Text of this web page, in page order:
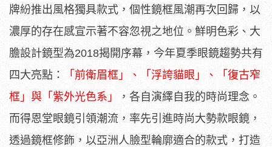
牌紛推出風格獨具款式，個性鏡框風潮再次回歸，以
濃厚的存在感宣示著不容忽視之地位。鮮明色彩、大
膽設計鏡型為2018揭開序幕，今年夏季眼鏡趨勢共有
四大亮點：
「前衛眉框」、「浮誇貓眼」、「復古窄
框」與「紫外光色系」
，各自演繹自我的時尚理念。
而得恩堂眼鏡引領潮流，率先引進時尚大勢款眼鏡，
透過鏡框修飾，以亞洲人臉型輪廓適合的款式，打造